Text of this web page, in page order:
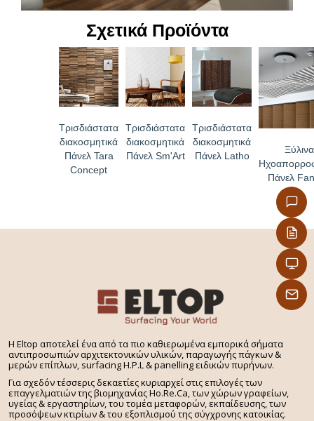
Σχετικά Προϊόντα
Τρισδιάστατα
διακοσμητικά
Πάνελ Tara
Concept
Τρισδιάστατα
διακοσμητικά
Πάνελ Sm'Art
Τρισδιάστατα
διακοσμητικά
Πάνελ Latho
Ξύλινα
Πάνελ
H Eltop αποτελεί ένα από τα πιο καθιερωμένα εμπορικά σήματα
αντιπροσωπιών αρχιτεκτονικών υλικών, παραγωγής πάγκων &
μερών επίπλων, surfacing H.P.L & panelling ειδικών πυρήνων.
Για σχεδόν τέσσερις δεκαετίες κυριαρχεί στις επιλογές των
επαγγελματιών της βιομηχανίας Ho.Re.Ca, των χώρων γραφείων,
υγείας & εργαστηρίων, του τομέα μεταφορών, εκπαίδευσης, των
προσόψεων κτιρίων & του εξοπλισμού της σύγχρονης κατοικίας.